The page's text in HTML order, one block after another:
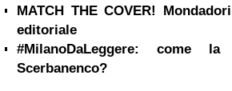
MATCH THE COVER!
editoriale
#MilanoDaLeggere: come
Scerbanenco?